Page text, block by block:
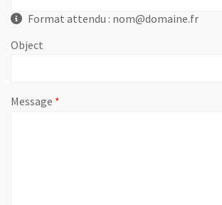
Format attendu : nom@domaine.fr
Object
Message , champ obligatoire